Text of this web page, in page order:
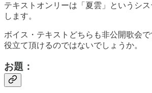
テキストオンリーは「夏雲」というシ
します。
ボイス・テキストどちらも非公開歌会
役立て頂けるのではないでしょうか。
お題：